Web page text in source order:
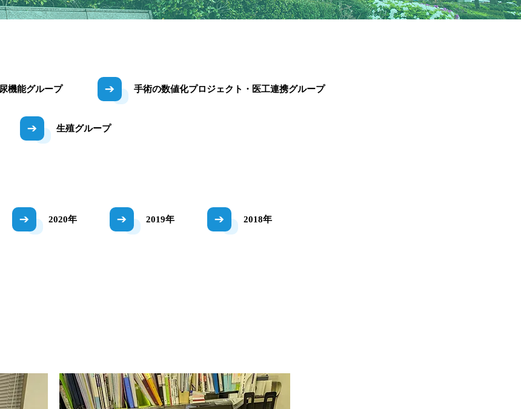
機能グループ 手術の数値化プロジェクト・医工連携グループ
生殖グループ
2020年 2019年 2018年